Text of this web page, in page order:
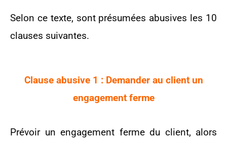
Selon ce texte, sont présumées abusives les 10
clauses suivantes.
Clause abusive 1 : Demander au client un
engagement ferme
Prévoir un engagement ferme du client, alors